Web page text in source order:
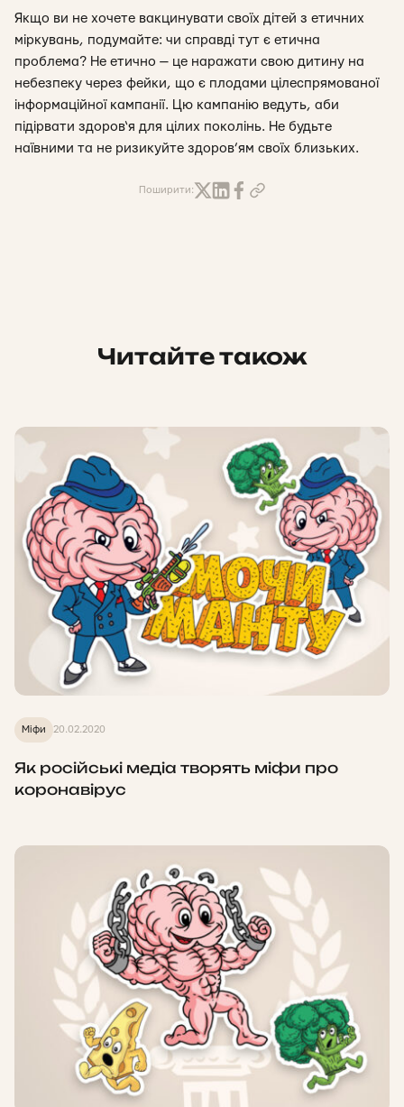
Якщо ви не хочете вакцинувати своїх дітей з етичних
міркувань, подумайте: чи справді тут є етична
проблема? Не етично — це наражати свою дитину на
небезпеку через фейки, що є плодами цілеспрямованої
інформаційної кампанії. Цю кампанію ведуть, аби
підірвати здоров‘я для цілих поколінь. Не будьте
наївними та не ризикуйте здоров’ям своїх близьких.
Поширити:
Читайте також
Міфи 20.02.2020
Як російські медіа творять міфи про
коронавірус